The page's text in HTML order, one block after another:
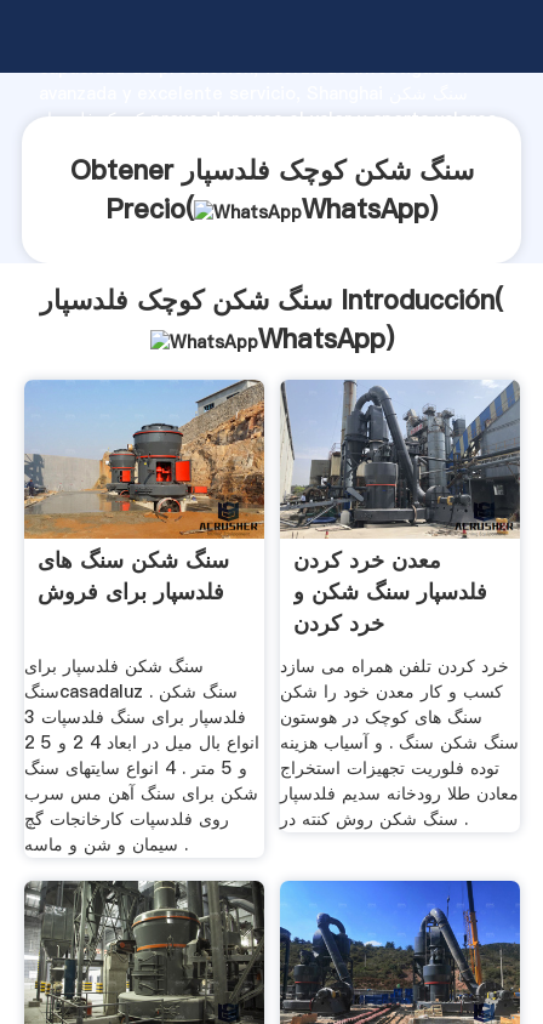
capacidad de producción, fuerza de investigación
کوچک فلدسپار proveedor crea el valor y aporta valores
Obtener سنگ شکن کوچک فلدسپار
Precio(
WhatsApp)
سنگ شکن کوچک فلدسپار Introducción(
WhatsApp)
سنگ شکن سنگ های
فلدسپار برای فروش
سنگ شکن فلدسپار برای
سنگcasadaluz . سنگ شکن
فلدسپار برای سنگ فلدسپات 3
انواع بال میل در ابعاد 4 2 و 5 2
و 5 متر . 4 انواع سایتهای سنگ
شکن برای سنگ آهن مس سرب
روی فلدسپات کارخانجات گچ
سیمان و شن و ماسه .
معدن خرد کردن
فلدسپار سنگ شکن و
خرد کردن
خرد کردن تلفن همراه می سازد
کسب و کار معدن خود را شکن
سنگ های کوچک در هوستون
سنگ شکن سنگ . و آسیاب هزینه
توده فلوریت تجهیزات استخراج
معادن طلا رودخانه سدیم فلدسپار
سنگ شکن روش کنته در .